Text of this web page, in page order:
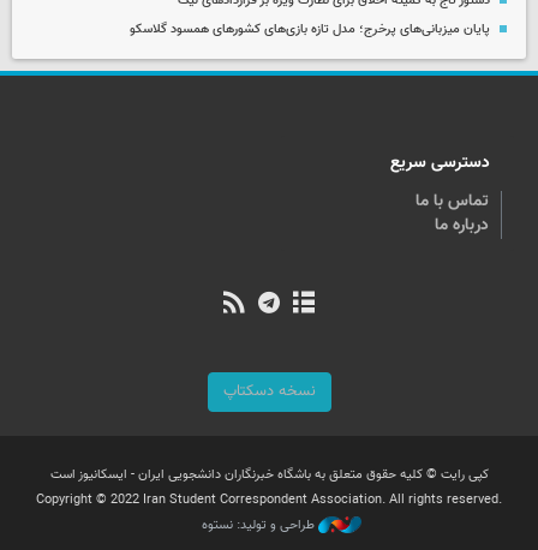
پایان میزبانی‌های پرخرج؛ مدل تازه بازی‌های کشورهای همسود گلاسکو
دسترسی سریع
تماس با ما
درباره ما
نسخه دسکتاپ
کپی رایت © کلیه حقوق متعلق به باشگاه خبرنگاران دانشجویی ایران - ایسکانیوز است
Copyright © 2022 Iran Student Correspondent Association. All rights reserved.
طراحی و تولید: نستوه